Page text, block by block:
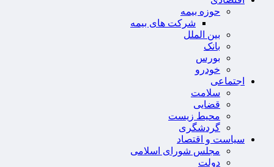
حوزه بیمه
شرکت های بیمه
بین الملل
بانک
بورس
خودرو
اجتماعی
سلامت
قضایی
محیط زیست
گردشگری
سیاست و اقتصاد
مجلس شورای اسلامی
دولت